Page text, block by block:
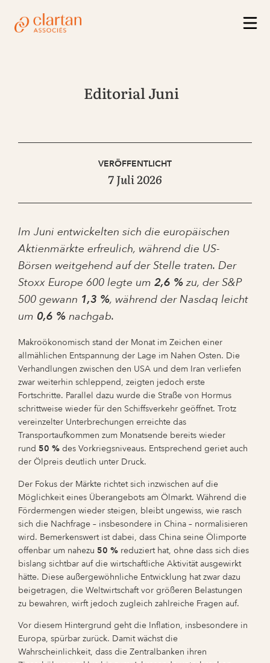
Editorial Juni
VERÖFFENTLICHT
7 Juli 2026
Im Juni entwickelten sich die europäischen
Aktienmärkte erfreulich, während die US-
Börsen weitgehend auf der Stelle traten. Der
Stoxx Europe 600 legte um2,6 %zu, der S&P
500 gewann 1,3 %, während der Nasdaq leicht
um 0,6 % nachgab.
Makroökonomisch stand der Monat im Zeichen einer
allmählichen Entspannung der Lage im Nahen Osten. Die
Verhandlungen zwischen den USA und dem Iran verliefen
zwar weiterhin schleppend, zeigten jedoch erste
Fortschritte. Parallel dazu wurde die Straße von Hormus
schrittweise wieder für den Schiffsverkehr geöffnet. Trotz
vereinzelter Unterbrechungen erreichte das
Transportaufkommen zum Monatsende bereits wieder
rund50 % des Vorkriegsniveaus. Entsprechend geriet auch
der Ölpreis deutlich unter Druck.
Der Fokus der Märkte richtet sich inzwischen auf die
Möglichkeit eines Überangebots am Ölmarkt. Während die
Fördermengen wieder steigen, bleibt ungewiss, wie rasch
sich die Nachfrage – insbesondere in China – normalisieren
wird. Bemerkenswert ist dabei, dass China seine Ölimporte
offenbar um nahezu50 % reduziert hat, ohne dass sich dies
bislang sichtbar auf die wirtschaftliche Aktivität ausgewirkt
hätte. Diese außergewöhnliche Entwicklung hat zwar dazu
beigetragen, die Weltwirtschaft vor größeren Belastungen
zu bewahren, wirft jedoch zugleich zahlreiche Fragen auf.
Vor diesem Hintergrund geht die Inflation, insbesondere in
Europa, spürbar zurück. Damit wächst die
Wahrscheinlichkeit, dass die Zentralbanken ihren